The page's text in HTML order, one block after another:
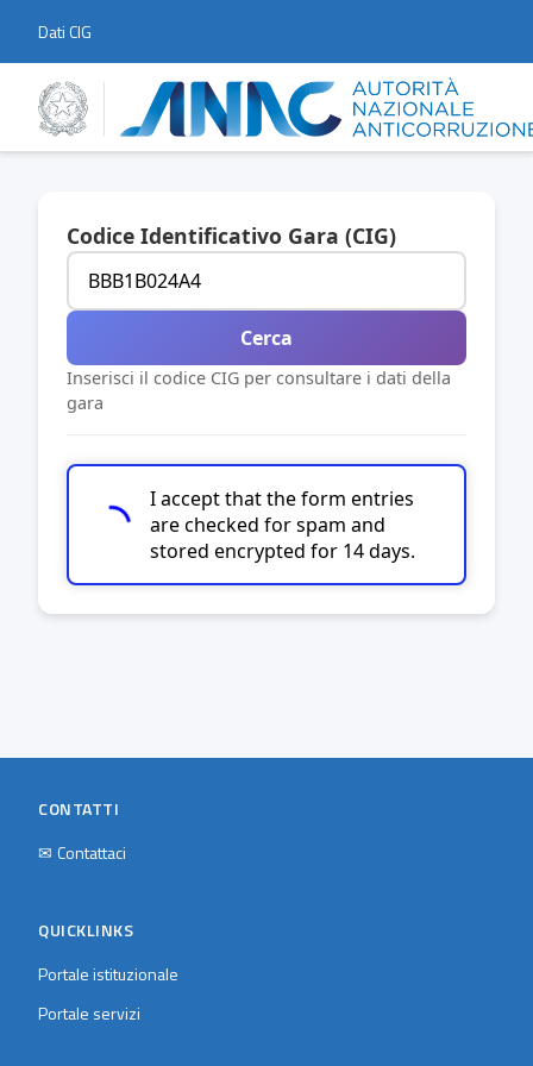
Dati CIG
Codice Identificativo Gara (CIG)
Cerca
Inserisci il codice CIG per consultare i dati della
gara
I accept that the form entries
are checked for spam and
stored encrypted for 14 days.
CONTATTI
✉ Contattaci
QUICKLINKS
Portale istituzionale
Portale servizi